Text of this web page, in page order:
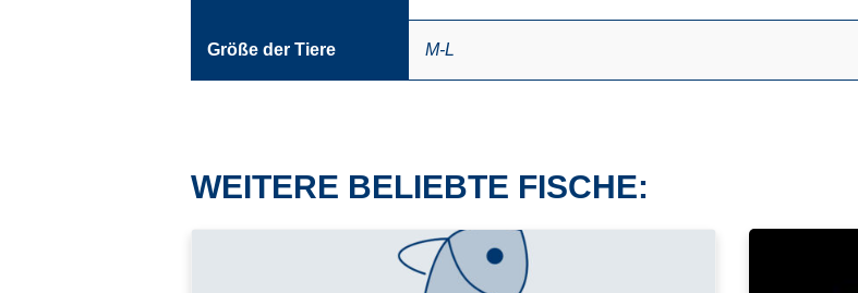
Größe der Tiere M-L
WEITERE BELIEBTE FISCHE: